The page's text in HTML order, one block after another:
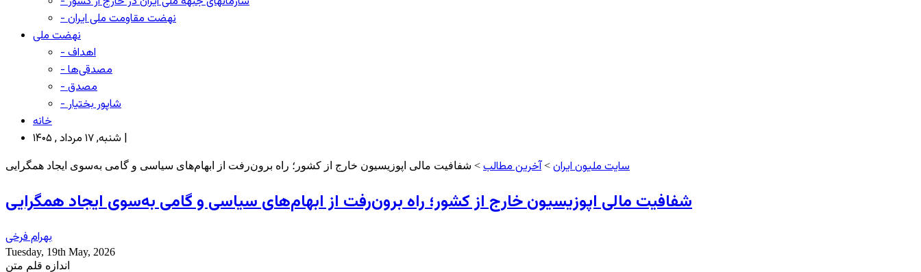
- نهضت مقاومت ملی ایران
نهضت ملی
- اهداف
- مصدقی‌ها
- مصدق
- شاپور بختیار
خانه
شنبه, ۱۷ مرداد , ۱۴۰۵ |
سایت ملیون ایران >آخرین مطالب > شفافیت مالی اپوزیسیون خارج از کشور؛ راه برون‌رفت از ابهام‌های سیاسی و گامی به‌سوی ایجاد همگرایی
شفافیت مالی اپوزیسیون خارج از کشور؛ راه برون‌رفت از ابهام‌های سیاسی و گامی به‌سوی ایجاد همگرایی
بهرام فرخی
Tuesday, 19th May, 2026
اندازه قلم متن